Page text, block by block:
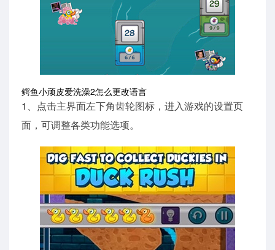
鳄鱼小顽皮爱洗澡2怎么更改语言
1、点击主界面左下角齿轮图标，进入游戏的设置页
面，可调整各类功能选项。